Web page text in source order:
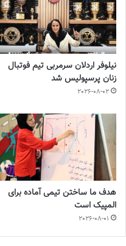
نیلوفر اردلان سرمربی تیم فوتبال
زنان پرسپولیس شد
2026-08-02
هدف ما ساختن تیمی آماده برای
المپیک است
2026-08-01